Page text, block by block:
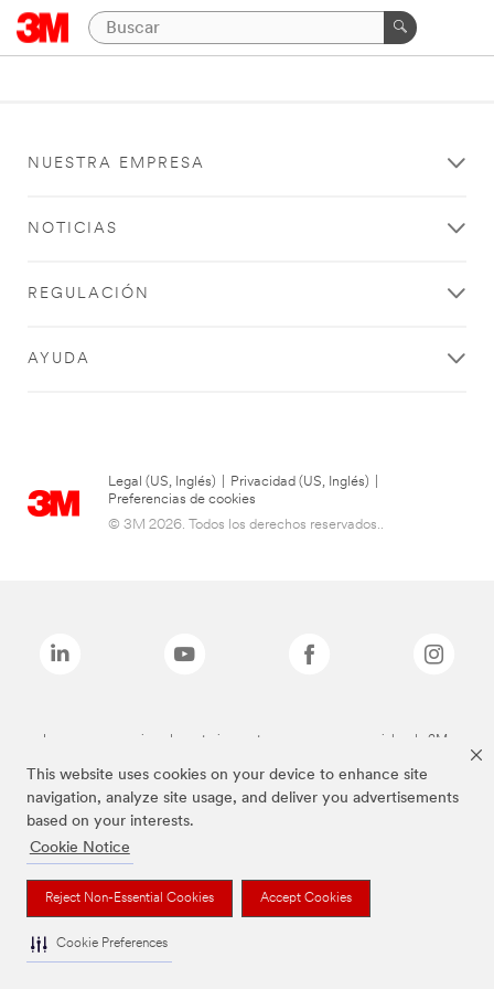
This website uses cookies on your device to enhance site
navigation, analyze site usage, and deliver you advertisements
based on your interests.
Cookie Notice
Reject Non-Essential Cookies Accept Cookies
Cookie Preferences
NUESTRA EMPRESA
NOTICIAS
REGULACIÓN
AYUDA
Legal (US, Inglés) Privacidad (US, Inglés)
Preferencias de cookies
© 3M 2026. Todos los derechos reservados..
Las marcas mencionadas anteriormente son marcas comerciales de 3M.